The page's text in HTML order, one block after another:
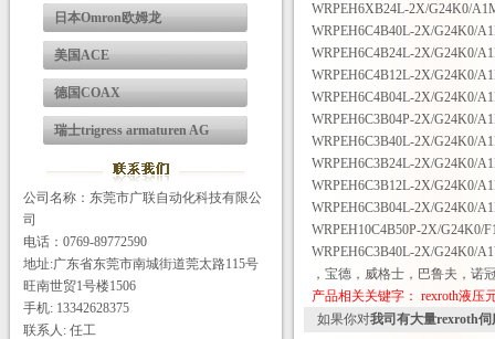
日本Omron欧姆龙
美国ACE
德国COAX
瑞士trigress armaturen AG
公司名称：东莞市广联自动化科技有限公
司
电话：0769-89772590
地址:广东省东莞市南城街道莞太路115号
旺南世贸1号楼1506
手机: 13342628375
联系人: 任工
WRPEH6XB24L-2X/G24K0/
WRPEH6C4B40L-2X/G24K0/
WRPEH6C4B24L-2X/G24K0/
WRPEH6C4B12L-2X/G24K0/
WRPEH6C4B04L-2X/G24K0/
WRPEH6C3B04P-2X/G24K0/
WRPEH6C3B40L-2X/G24K0/
WRPEH6C3B24L-2X/G24K0/
WRPEH6C3B12L-2X/G24K0/
WRPEH6C3B04L-2X/G24K0/
WRPEH10C4B50P-2X/G24K0/
WRPEH6C3B40L-2X/G24K0/
，宝德，威格士，巴鲁夫，诺
产品相关关键字：rexroth液压
如果你对我司有大量rexroth